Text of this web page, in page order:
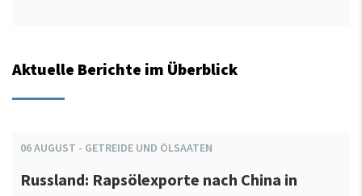
Aktuelle Berichte im Überblick
06AUGUST - GETREIDE UND ÖLSAATEN
Russland: Rapsölexporte nach China in